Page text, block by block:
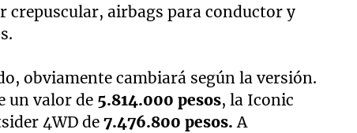
crepuscular, airbags para conductor y
obviamente cambiará según la versión.
un valor de 5.814.000 pesos, la Iconic
4WD de7.476.800 pesos. A